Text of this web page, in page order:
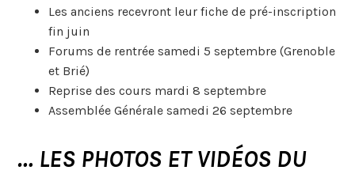
Les anciens recevront leur fiche de pré-inscription
fin juin
Forums de rentrée samedi 5 septembre (Grenoble
et Brié)
Reprise des cours mardi 8 septembre
Assemblée Générale samedi 26 septembre
… LES PHOTOS ET VIDÉOS DU